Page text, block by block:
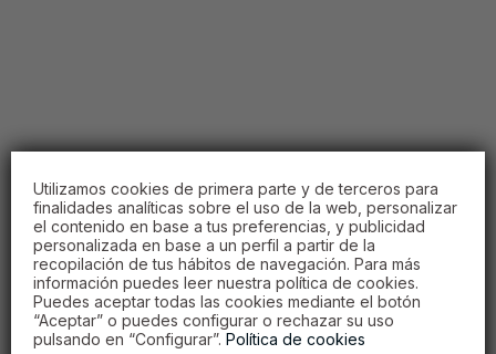
Utilizamos cookies de primera parte y de terceros para
finalidades analíticas sobre el uso de la web, personalizar
el contenido en base a tus preferencias, y publicidad
personalizada en base a un perfil a partir de la
recopilación de tus hábitos de navegación. Para más
información puedes leer nuestra política de cookies.
Puedes aceptar todas las cookies mediante el botón
“Aceptar” o puedes configurar o rechazar su uso
pulsando en “Configurar”. Política de cookies